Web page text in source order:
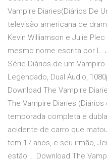
Vampire Diaries(Diários De
televisão americana de
Kevin Williamson e Julie
mesmo nome escrita por L.
Série Diários de um
Legendado, Dual Áudio,
Download The Vampire
The Vampire Diaries
temporada completa e
acidente de carro que
tem 17 anos, e seu irmão,
estão … Download The